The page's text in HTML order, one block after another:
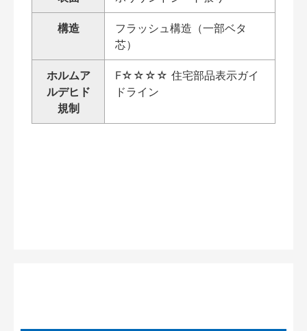
構造
フラッシュ構造（一部ベタ
芯）
ホルムア
ルデヒド
規制
F☆☆☆☆ 住宅部品表示ガイ
ドライン